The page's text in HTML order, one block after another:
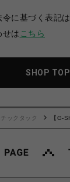
に基づく表記は
せは こちら
SHOP TOP
チックタック
【G-